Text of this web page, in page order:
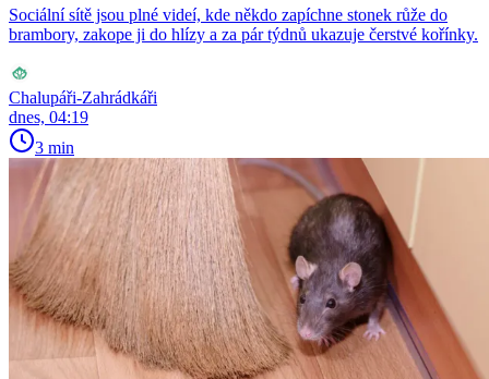
Sociální sítě jsou plné videí, kde někdo zapíchne stonek růže do
brambory, zakope ji do hlízy a za pár týdnů ukazuje čerstvé kořínky.
Chalupáři-Zahrádkáři
dnes, 04:19
3 min